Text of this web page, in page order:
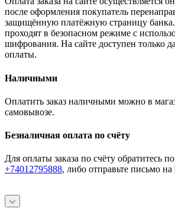
после оформления покупатель
защищённую платёжную страницу
проходят в безопасном режиме с
шифрования. На сайте доступен только
оплаты.
Наличными
Оплатить заказ наличными можно в
самовывозе.
Безналичная оплата по счёту
Для оплаты заказа по счёту обратитесь
+74012795888, либо отправьте письмо на